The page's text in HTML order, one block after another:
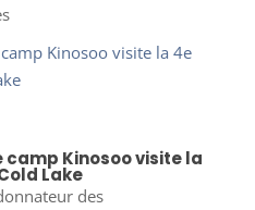
camp Kinosoo visite la
Lake
des